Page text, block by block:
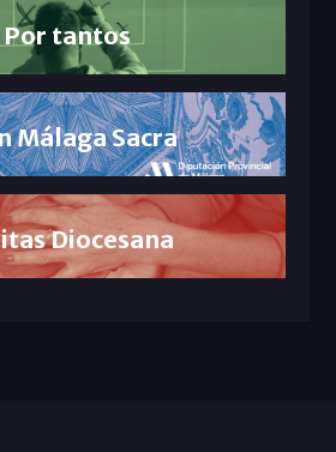
Por tantos
Málaga Sacra
Diocesana